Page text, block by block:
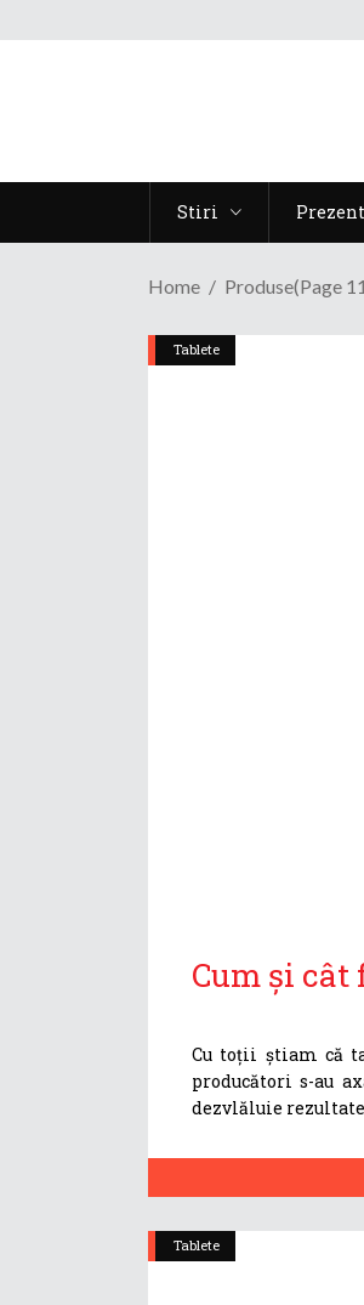
Stiri
Home Produse(Page
Tablete
Cum și cât
Cu toții știam că
producători s-au
dezvlăluie
Tablete